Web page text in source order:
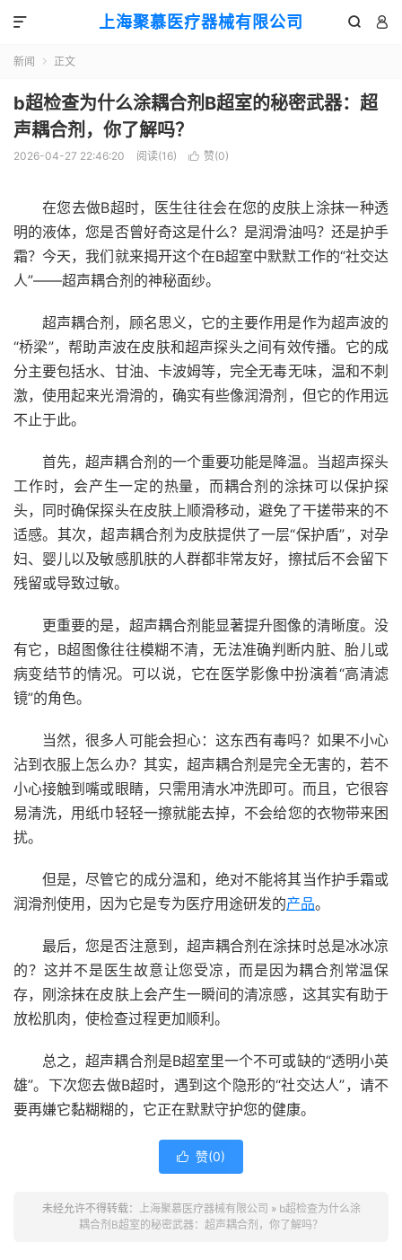
上海聚慕医疗器械有限公司  

新闻  正文
b超检查为什么涂耦合剂B超室的秘密武器：超
声耦合剂，你了解吗？
2026-04-27 22:46:20 阅读(16)  赞(0)
在您去做B超时，医生往往会在您的皮肤上涂抹一种透
明的液体，您是否曾好奇这是什么？是润滑油吗？还是护手
霜？今天，我们就来揭开这个在B超室中默默工作的“社交达
人”——超声耦合剂的神秘面纱。
超声耦合剂，顾名思义，它的主要作用是作为超声波的
“桥梁”，帮助声波在皮肤和超声探头之间有效传播。它的成
分主要包括水、甘油、卡波姆等，完全无毒无味，温和不刺
激，使用起来光滑滑的，确实有些像润滑剂，但它的作用远
不止于此。
首先，超声耦合剂的一个重要功能是降温。当超声探头
工作时，会产生一定的热量，而耦合剂的涂抹可以保护探
头，同时确保探头在皮肤上顺滑移动，避免了干搓带来的不
适感。其次，超声耦合剂为皮肤提供了一层“保护盾”，对孕
妇、婴儿以及敏感肌肤的人群都非常友好，擦拭后不会留下
残留或导致过敏。
更重要的是，超声耦合剂能显著提升图像的清晰度。没
有它，B超图像往往模糊不清，无法准确判断内脏、胎儿或
病变结节的情况。可以说，它在医学影像中扮演着“高清滤
镜”的角色。
当然，很多人可能会担心：这东西有毒吗？如果不小心
沾到衣服上怎么办？其实，超声耦合剂是完全无害的，若不
小心接触到嘴或眼睛，只需用清水冲洗即可。而且，它很容
易清洗，用纸巾轻轻一擦就能去掉，不会给您的衣物带来困
扰。
但是，尽管它的成分温和，绝对不能将其当作护手霜或
润滑剂使用，因为它是专为医疗用途研发的产品。
最后，您是否注意到，超声耦合剂在涂抹时总是冰冰凉
的？这并不是医生故意让您受凉，而是因为耦合剂常温保
存，刚涂抹在皮肤上会产生一瞬间的清凉感，这其实有助于
放松肌肉，使检查过程更加顺利。
总之，超声耦合剂是B超室里一个不可或缺的“透明小英
雄”。下次您去做B超时，遇到这个隐形的“社交达人”，请不
要再嫌它黏糊糊的，它正在默默守护您的健康。
 赞(0)
未经允许不得转载： 上海聚慕医疗器械有限公司 » b超检查为什么涂
耦合剂B超室的秘密武器：超声耦合剂，你了解吗？